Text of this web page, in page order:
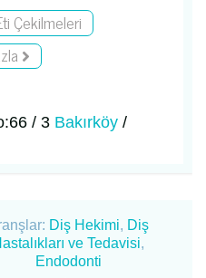
Çekilmeleri
/ 3 Bakırköy /
Diş Hekimi, Diş
ve Tedavisi,
Endodonti